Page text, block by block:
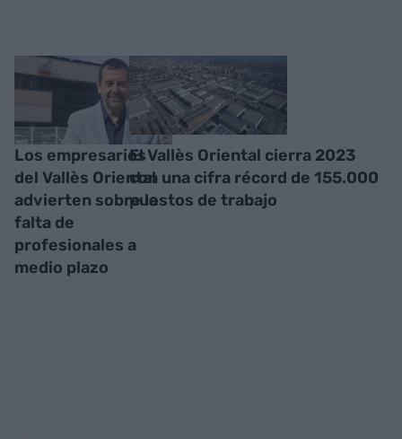
Los empresarios
del Vallès Oriental
advierten sobre la
falta de
profesionales a
medio plazo
El Vallès Oriental cierra 2023
con una cifra récord de 155.000
puestos de trabajo